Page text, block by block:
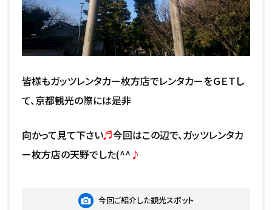
皆様もガッツレンタカー枚方店でレンタカーをＧＥＴし
て、京都観光の際には是非
向かって見て下さい♬今回はこの辺で、ガッツレンタカ
ー枚方店の天野でした(^^♪
今回ご紹介した観光スポット